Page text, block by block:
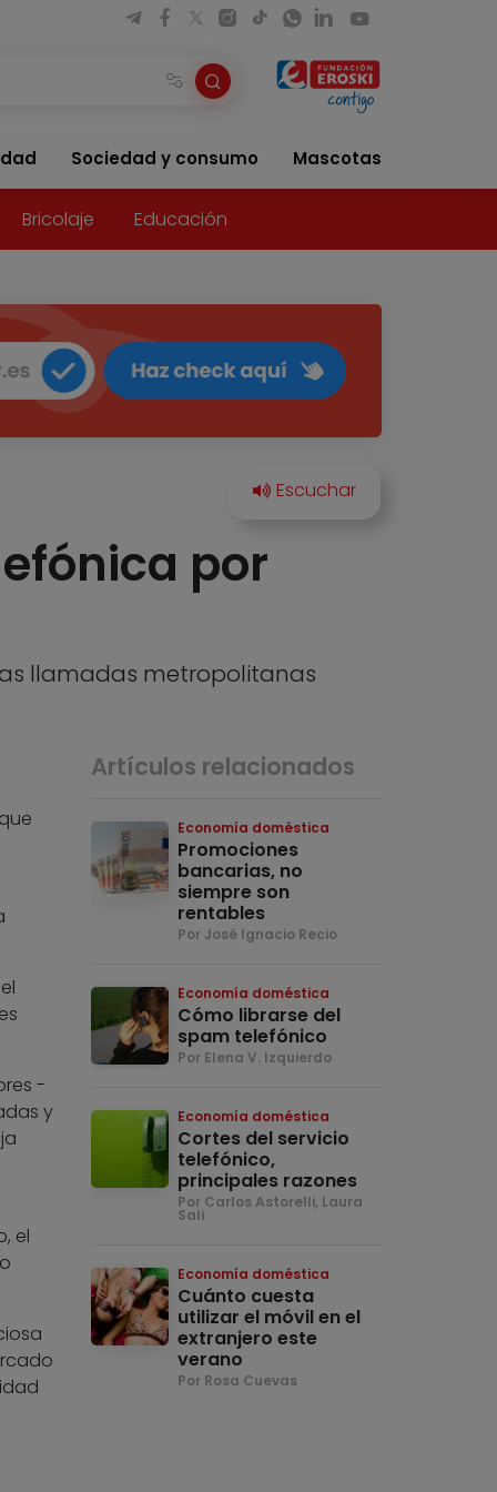
Sociedad y consumo Mascotas
Bricolaje Educación
por
llamadas metropolitanas
-
y
el
Artículos relacionados
Economía doméstica
Promociones
bancarias, no
siempre son
rentables
Por José Ignacio Recio
Economía doméstica
Cómo librarse del
spam telefónico
Por Elena V. Izquierdo
Economía doméstica
Cortes del servicio
telefónico,
principales razones
Por Carlos Astorelli, Laura
Sali
Economía doméstica
Cuánto cuesta
utilizar el móvil en el
extranjero este
verano
Por Rosa Cuevas